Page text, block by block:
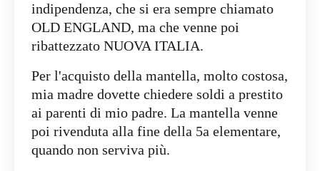
indipendenza, che si era sempre chiamato
OLD ENGLAND, ma che venne poi
ribattezzato NUOVA ITALIA.
Per l'acquisto della mantella, molto costosa,
mia madre dovette chiedere soldi a prestito
ai parenti di mio padre. La mantella venne
poi rivenduta alla fine della 5a elementare,
quando non serviva più.